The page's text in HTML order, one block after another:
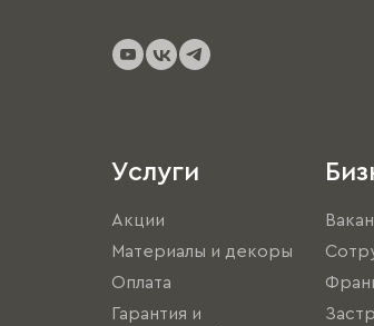
Услуги
Акции
Материалы и декоры
Оплата
Гарантия и